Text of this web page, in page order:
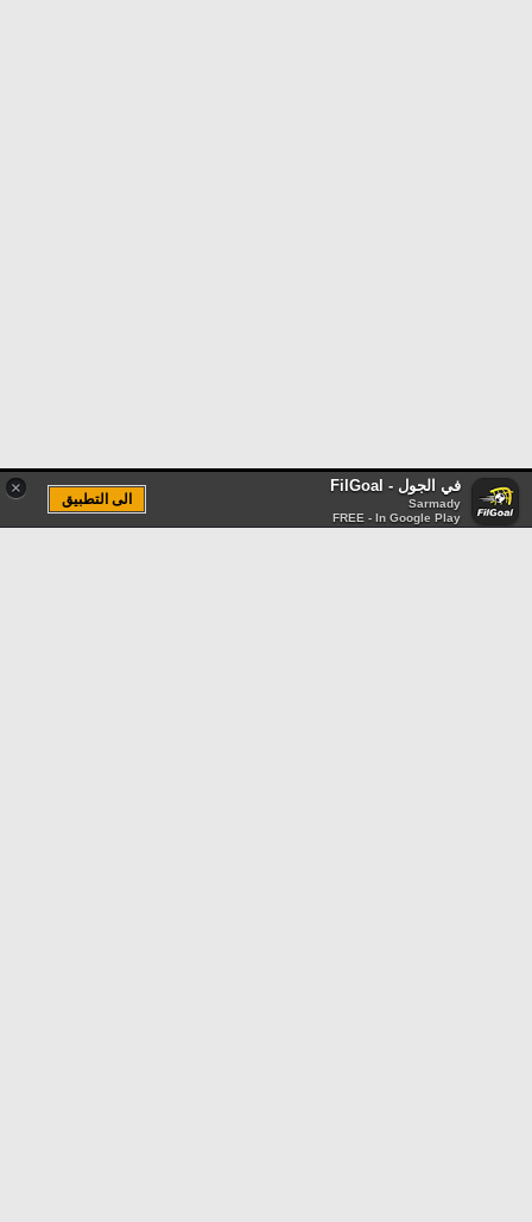
× في الجول - FilGoal
Sarmady
FREE - In Google Play
الى التطبيق